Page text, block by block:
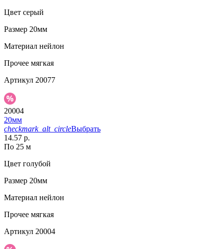
Цвет серый
Размер 20мм
Материал нейлон
Прочее мягкая
Артикул 20077
20004
20мм
checkmark_alt_circleВыбрать
14.57 р.
По 25 м
Цвет голубой
Размер 20мм
Материал нейлон
Прочее мягкая
Артикул 20004